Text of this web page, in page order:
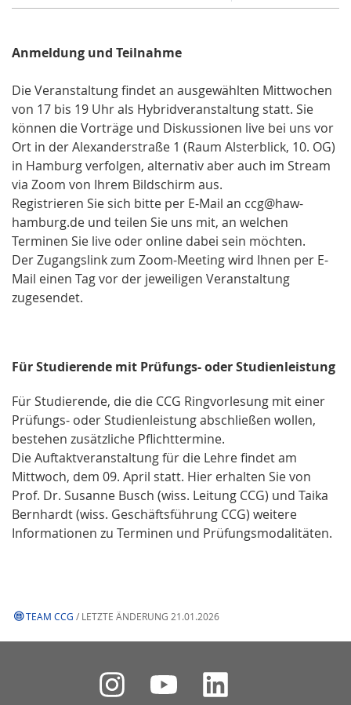
Anmeldung und Teilnahme
Die Veranstaltung findet an ausgewählten Mittwochen
von 17 bis 19 Uhr als Hybridveranstaltung statt. Sie
können die Vorträge und Diskussionen live bei uns vor
Ort in der Alexanderstraße 1 (Raum Alsterblick, 10. OG)
in Hamburg verfolgen, alternativ aber auch im Stream
via Zoom von Ihrem Bildschirm aus.
Registrieren Sie sich bitte per E-Mail an ccg@haw-
hamburg.de und teilen Sie uns mit, an welchen
Terminen Sie live oder online dabei sein möchten.
Der Zugangslink zum Zoom-Meeting wird Ihnen per E-
Mail einen Tag vor der jeweiligen Veranstaltung
zugesendet.
Für Studierende mit Prüfungs- oder Studienleistung
Für Studierende, die die CCG Ringvorlesung mit einer
Prüfungs- oder Studienleistung abschließen wollen,
bestehen zusätzliche Pflichttermine.
Die Auftaktveranstaltung für die Lehre findet am
Mittwoch, dem 09. April statt. Hier erhalten Sie von
Prof. Dr. Susanne Busch (wiss. Leitung CCG) und Taika
Bernhardt (wiss. Geschäftsführung CCG) weitere
Informationen zu Terminen und Prüfungsmodalitäten.
TEAM CCG / LETZTE ÄNDERUNG 21.01.2026